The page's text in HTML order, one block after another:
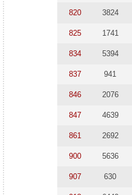
820 3824
825 1741
834 5394
837 941
846 2076
847 4639
861 2692
900 5636
907 630